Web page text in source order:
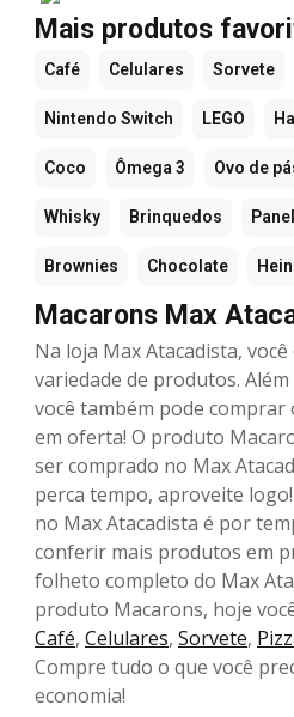
Mais produtos
Café Celulares Sorvete
Nintendo Switch LEGO
Coco Ômega 3 Ovo de
Whisky Brinquedos
Brownies Chocolate
Macarons Max
Na loja Max Atacadista,
variedade de produtos.
você também pode
em oferta! O produto
ser comprado no Max
perca tempo, aproveite
no Max Atacadista é por
conferir mais produtos em
folheto completo do Max
produto Macarons, hoje
Café, Celulares, Sorvete,
Compre tudo o que você
economia!